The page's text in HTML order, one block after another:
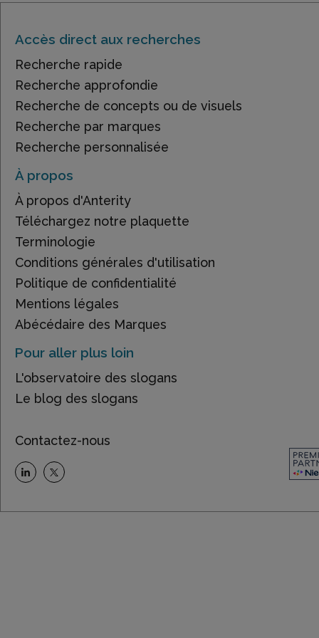
Accès direct aux recherches
Recherche rapide
Recherche approfondie
Recherche de concepts ou de visuels
Recherche par marques
Recherche personnalisée
À propos
À propos d'Anterity
Téléchargez notre plaquette
Terminologie
Conditions générales d'utilisation
Politique de confidentialité
Mentions légales
Abécédaire des Marques
Pour aller plus loin
L'observatoire des slogans
Le blog des slogans
Contactez-nous